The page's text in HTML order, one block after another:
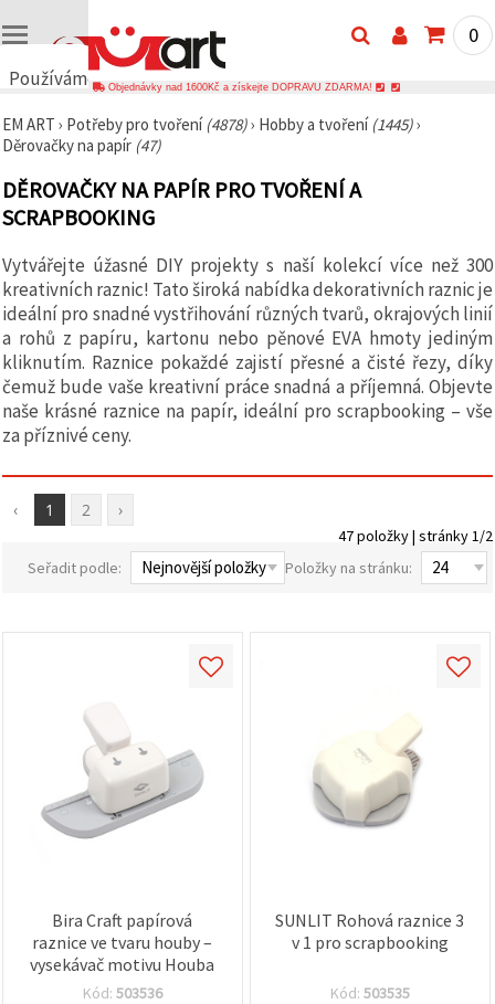
Používáme
🍪
Používáme
podobné
technologie,
abychom
správné
fungování
webu,
zlepšili vaše
prostředí
při jeho
používání a
s vaším
souhlasem
analyzovali
návštěvnost
obsah a
reklamu, a
našich
"Přijmout
vše!" Nebo
můžete
daného
typu
cookies a
kliknutím
0
Objednávky nad 1600Kč a získejte DOPRAVU ZDARMA!
EM ART › Potřeby pro tvoření (4878)› Hobby a tvoření (1445)›
Děrovačky na papír (47)
DĚROVAČKY NA PAPÍR PRO TVOŘENÍ A
SCRAPBOOKING
Vytvářejte úžasné DIY projekty s naší kolekcí více než 300
kreativních raznic! Tato široká nabídka dekorativních raznic je
ideální pro snadné vystřihování různých tvarů, okrajových linií
a rohů z papíru, kartonu nebo pěnové EVA hmoty jediným
kliknutím. Raznice pokaždé zajistí přesné a čisté řezy, díky
čemuž bude vaše kreativní práce snadná a příjemná. Objevte
naše krásné raznice na papír, ideální pro scrapbooking – vše
za příznivé ceny.
‹ 1 2 ›
47 položky | stránky 1/2
Seřadit podle:
Položky na stránku:
Bira Craft papírová
raznice ve tvaru houby –
vysekávač motivu Houba
Kód: 503536
SUNLIT Rohová raznice 3
v 1 pro scrapbooking
Kód: 503535